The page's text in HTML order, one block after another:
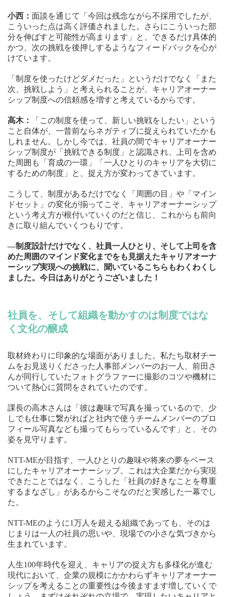
小西： 面談を通じて「今回は残念ながら不採用でしたが、
こういった点は高く評価されました。さらにこういった部
分を伸ばすと可能性が高まります」と、できるだけ具体的
かつ、次の挑戦を後押しするようなフィードバックを心が
けています。
「制度を使ったけどダメだった」というだけでなく「また
次、挑戦しよう」と考えられることが、キャリアオーナー
シップ制度への信頼感を増すと考えているからです。
高木：
「この制度を使って、新しい挑戦をしたい」という
こと自体が、一昔前ならネガティブに捉えられていたかも
しれません。しかし今では、社員の間でキャリアオーナー
シップ制度が「挑戦できる制度」と認識され、上司を含め
た周囲も「育成の一環」「一人ひとりのキャリアを大切に
するための制度」と、捉え方が変わってきています。
こうして、制度があるだけでなく「周囲の目」や「マイン
ドセット」の変化が揃ってこそ、キャリアオーナーシップ
という考え方が根付いていくのだと信じ、これからも前向
きに取り組んでいくつもりです。
—制度設計だけでなく、社員一人ひとり、そして上司を含
めた周囲のマインド変化までをも見据えたキャリアオーナ
ーシップ実現への挑戦に、聞いているこちらもわくわくし
ました。今日はありがとうございました！
社員を、そして組織を動かすのは制度ではな
く文化の醸成
取材終わりに印象的な場面がありました。私たち取材チー
ムをお見送りくださった人事部メンバーのお一人、前田さ
んが同行していたフォトグラファーに撮影のコツや機材に
ついて熱心に質問をされていたのです。
課長の高木さんは「彼は趣味で写真を撮っているので、少
しでも仕事に繋がればと社内で使うチームメンバーのプロ
フィール写真なども撮ってもらっているんです」と、その
姿を見守ります。
NTT-MEが目指す、一人ひとりの趣味や将来の夢をベース
にしたキャリアオーナーシップ。これは大企業だから実現
できたことではなく、こうした「社員の好きなことを尊重
するまなざし」があるからこそなのだと実感した一幕でし
た。
NTT-MEのように1万人を超える組織であっても、そのは
じまりは一人の社員の思いや、現場での小さな気づきから
生まれています。
人生100年時代を迎え、キャリアの捉え方も多様化が進む
現代において、企業の規模にかかわらずキャリアオーナー
シップを考えることの重要性は今後ますます増していくで